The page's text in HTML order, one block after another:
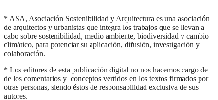
* ASA, Asociación Sostenibilidad y Arquitectura es una asociación
de arquitectos y urbanistas que integra los trabajos que se llevan a
cabo sobre sostenibilidad, medio ambiente, biodiversidad y cambio
climático, para potenciar su aplicación, difusión, investigación y
colaboración.
* Los editores de esta publicación digital no nos hacemos cargo de
de los comentarios y conceptos vertidos en los textos firmados por
otras personas, siendo éstos de responsabilidad exclusiva de sus
autores.